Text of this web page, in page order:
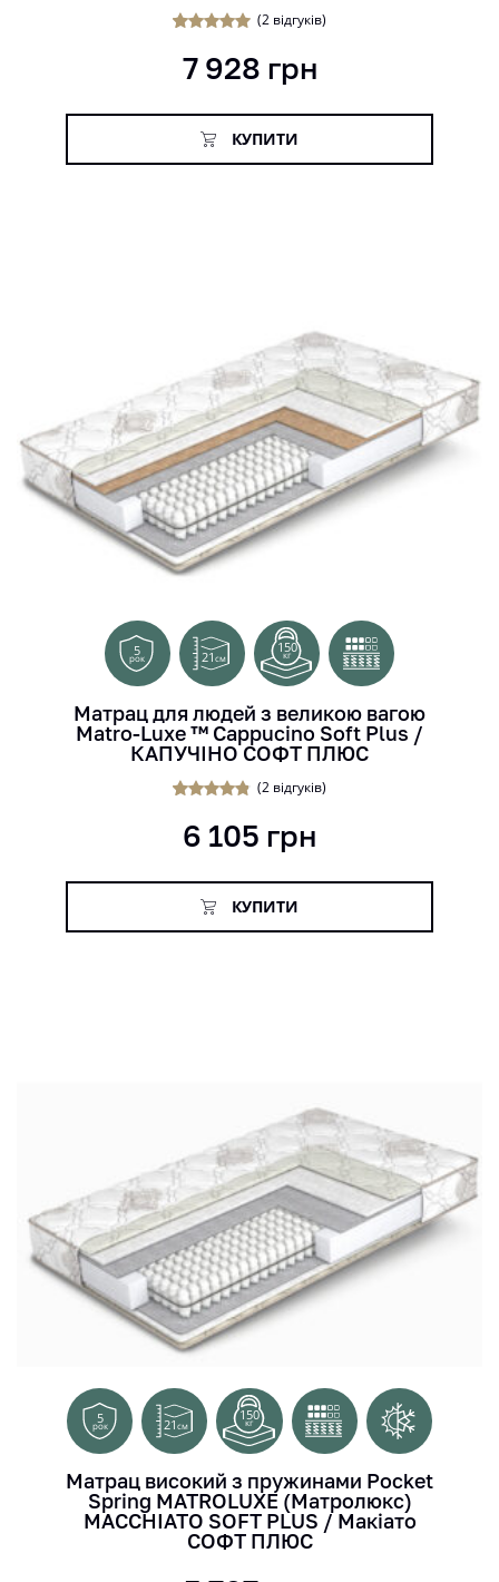
5.00
з 5 на
(2відгуків)
7 928 грн
КУПИТИ
5
рок 21см
150
кг
Матрац для людей з великою вагою
Matro-Luxe ™ Cappucino Soft Plus /
КАПУЧІНО СОФТ ПЛЮС
4.50
з 5 на
(2відгуків)
6 105 грн
КУПИТИ
5
рок 21см
150
кг
Матрац високий з пружинами Pocket
Spring MATROLUXE (Матролюкс)
MACCHIATO SOFT PLUS / Макіато
СОФТ ПЛЮС